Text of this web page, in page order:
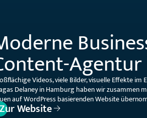
Videos, viele Bilder, visuelle Effekte
Delaney in Hamburg haben wir zusammen
auf WordPress basierenden Website
Zur Website